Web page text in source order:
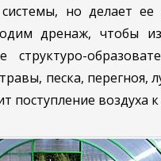
но делает
дренаж, чтобы
структуро-
песка, перегноя,
поступление воздуха